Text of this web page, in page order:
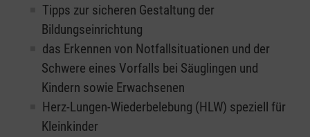
Tipps zur sicheren Gestaltung der
Bildungseinrichtung
das Erkennen von Notfallsituationen und der
Schwere eines Vorfalls bei Säuglingen und
Kindern sowie Erwachsenen
Herz-Lungen-Wiederbelebung (HLW) speziell für
Kleinkinder